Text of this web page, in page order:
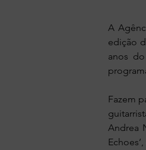
A
edição
anos
Fazem
Andrea